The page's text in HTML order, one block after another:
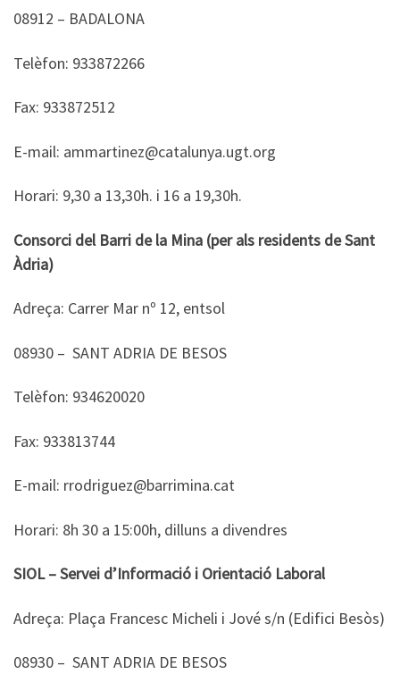
08912 – BADALONA
Telèfon: 933872266
Fax: 933872512
E-mail: ammartinez@catalunya.ugt.org
Horari: 9,30 a 13,30h. i 16 a 19,30h.
Consorci del Barri de la Mina (per als residents de Sant
Àdria)
Adreça: Carrer Mar nº 12, entsol
08930 – SANT ADRIA DE BESOS
Telèfon: 934620020
Fax: 933813744
E-mail: rrodriguez@barrimina.cat
Horari: 8h 30 a 15:00h, dilluns a divendres
SIOL – Servei d’Informació i Orientació Laboral
Adreça: Plaça Francesc Micheli i Jové s/n (Edifici Besòs)
08930 – SANT ADRIA DE BESOS